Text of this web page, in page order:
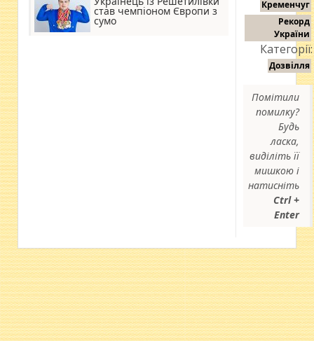
став чемпіоном Європи з
сумо
Кременчуг
Рекорд
України
Категорії:
Дозвілля
Помітили
помилку?
Будь
ласка,
виділіть її
мишкою і
натисніть
Ctrl +
Enter